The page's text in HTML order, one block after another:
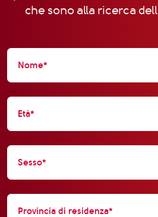
che sono alla ricerca